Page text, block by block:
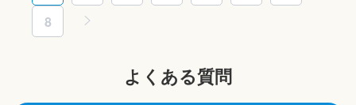
8
よくある質問